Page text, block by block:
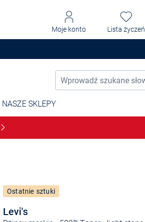
Moje konto Lista życzeń
NASZE SKLEPY
Levi's
Ostatnie sztuki